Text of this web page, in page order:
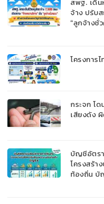
จ้าง ปรับส
“ลูกจ้างชั่
โครงการ
กระจก โ
เสียงดัง
บัญชีอัตรา
โครงสร้า
ท้องถิ่น บั